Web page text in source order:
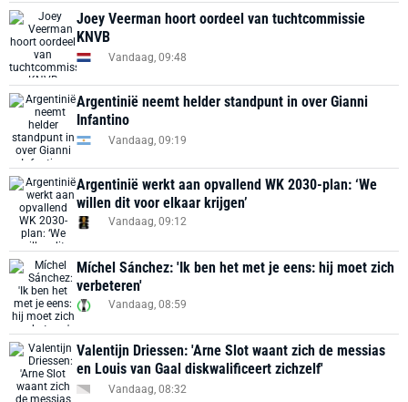
Joey Veerman hoort oordeel van tuchtcommissie
KNVB
Vandaag, 09:48
Argentinië neemt helder standpunt in over Gianni
Infantino
Vandaag, 09:19
Argentinië werkt aan opvallend WK 2030-plan: ‘We
willen dit voor elkaar krijgen’
Vandaag, 09:12
Míchel Sánchez: 'Ik ben het met je eens: hij moet zich
verbeteren'
Vandaag, 08:59
Valentijn Driessen: 'Arne Slot waant zich de messias
en Louis van Gaal diskwalificeert zichzelf'
Vandaag, 08:32